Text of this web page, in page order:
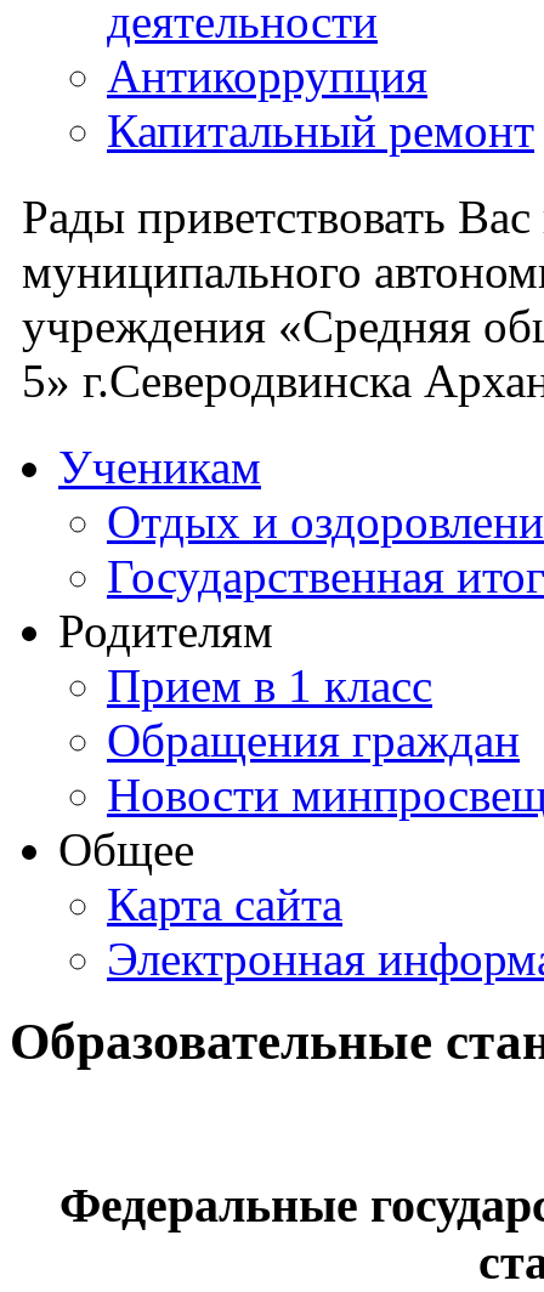
деятельности
Антикоррупция
Капитальный ремонт
Рады приветствовать
муниципального
учреждения «Средняя
5» г.Северодвинска
Ученикам
Отдых и
Государственная
Родителям
Прием в 1 класс
Обращения граждан
Новости
Общее
Карта сайта
Электронная
Образовательные
Федеральные